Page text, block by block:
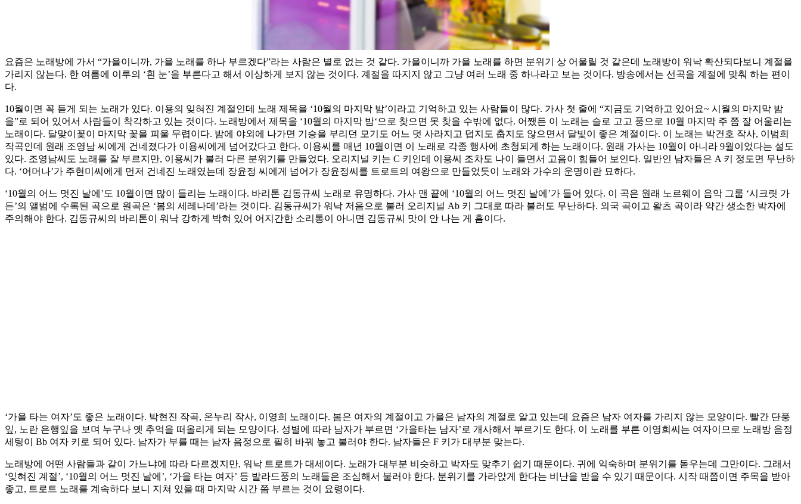
요즘은 노래방에 가서 “가을이니까, 가을 노래를 하나 부르겠다”라는 사람은 별로 없는 것 같다. 가을이니까 가을 노래를 하면 분위기 상 어울릴 것 같은데 노래방이 워낙 확산되다보니 계절을
가리지 않는다. 한 여름에 이루의 ‘흰 눈’을 부른다고 해서 이상하게 보지 않는 것이다. 계절을 따지지 않고 그냥 여러 노래 중 하나라고 보는 것이다. 방송에서는 선곡을 계절에 맞춰 하는 편이
다.
10월이면 꼭 듣게 되는 노래가 있다. 이용의 잊혀진 계절인데 노래 제목을 ‘10월의 마지막 밤’이라고 기억하고 있는 사람들이 많다. 가사 첫 줄에 “지금도 기억하고 있어요~ 시월의 마지막 밤
을”로 되어 있어서 사람들이 착각하고 있는 것이다. 노래방에서 제목을 ‘10월의 마지막 밤‘으로 찾으면 못 찾을 수밖에 없다. 어쨌든 이 노래는 슬로 고고 풍으로 10월 마지막 주 쯤 잘 어울리는
노래이다. 달맞이꽃이 마지막 꽃을 피울 무렵이다. 밤에 야외에 나가면 기승을 부리던 모기도 어느 덧 사라지고 덥지도 춥지도 않으면서 달빛이 좋은 계절이다. 이 노래는 박건호 작사, 이범희
작곡인데 원래 조영남 씨에게 건네졌다가 이용씨에게 넘어갔다고 한다. 이용씨를 매년 10월이면 이 노래로 각종 행사에 초청되게 하는 노래이다. 원래 가사는 10월이 아니라 9월이었다는 설도
있다. 조영남씨도 노래를 잘 부르지만, 이용씨가 불러 다른 분위기를 만들었다. 오리지널 키는 C 키인데 이용씨 조차도 나이 들면서 고음이 힘들어 보인다. 일반인 남자들은 A 키 정도면 무난하
다. ‘어머나’가 주현미씨에게 먼저 건네진 노래였는데 장윤정 씨에게 넘어가 장윤정씨를 트로트의 여왕으로 만들었듯이 노래와 가수의 운명이란 묘하다.
‘10월의 어느 멋진 날에’도 10월이면 많이 들리는 노래이다. 바리톤 김동규씨 노래로 유명하다. 가사 맨 끝에 ‘10월의 어느 멋진 날에’가 들어 있다. 이 곡은 원래 노르웨이 음악 그룹 ‘시크릿 가
든’의 앨범에 수록된 곡으로 원곡은 ‘봄의 세레나데’라는 것이다. 김동규씨가 워낙 저음으로 불러 오리지널 Ab 키 그대로 따라 불러도 무난하다. 외국 곡이고 왈츠 곡이라 약간 생소한 박자에
주의해야 한다. 김동규씨의 바리톤이 워낙 강하게 박혀 있어 어지간한 소리통이 아니면 김동규씨 맛이 안 나는 게 흠이다.
‘가을 타는 여자’도 좋은 노래이다. 박현진 작곡, 온누리 작사, 이영희 노래이다. 봄은 여자의 계절이고 가을은 남자의 계절로 알고 있는데 요즘은 남자 여자를 가리지 않는 모양이다. 빨간 단풍
잎, 노란 은행잎을 보며 누구나 옛 추억을 떠올리게 되는 모양이다. 성별에 따라 남자가 부르면 ‘가을타는 남자’로 개사해서 부르기도 한다. 이 노래를 부른 이영희씨는 여자이므로 노래방 음정
세팅이 Bb 여자 키로 되어 있다. 남자가 부를 때는 남자 음정으로 필히 바꿔 놓고 불러야 한다. 남자들은 F 키가 대부분 맞는다.
노래방에 어떤 사람들과 같이 가느냐에 따라 다르겠지만, 워낙 트로트가 대세이다. 노래가 대부분 비슷하고 박자도 맞추기 쉽기 때문이다. 귀에 익숙하며 분위기를 돋우는데 그만이다. 그래서
‘잊혀진 계절’, ‘10월의 어느 멋진 날에’, ‘가을 타는 여자’ 등 발라드풍의 노래들은 조심해서 불러야 한다. 분위기를 가라앉게 한다는 비난을 받을 수 있기 때문이다. 시작 때쯤이면 주목을 받아
좋고, 트로트 노래를 계속하다 보니 지쳐 있을 때 마지막 시간 쯤 부르는 것이 요령이다.